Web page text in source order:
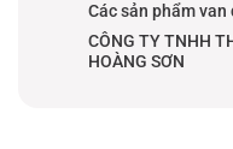
Các sản phẩm
CÔNG TY TNHH
HOÀNG SƠN